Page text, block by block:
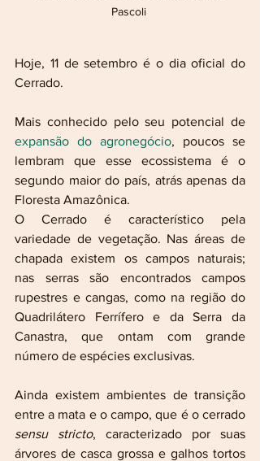
Pascoli
Hoje, 11 de setembro é o dia oficial do
Cerrado.
expansão do agronegócio, poucos se
lembram que esse ecossistema é o
segundo maior do país, atrás apenas da
Floresta Amazônica.
O Cerrado é característico pela
variedade de vegetação. Nas áreas de
chapada existem os campos naturais;
nas serras são encontrados campos
rupestres e cangas, como na região do
Quadrilátero Ferrífero e da Serra da
Canastra, que ontam com grande
número de espécies exclusivas.
Ainda existem ambientes de transição
sensu stricto, caracterizado por suas
árvores de casca grossa e galhos tortos